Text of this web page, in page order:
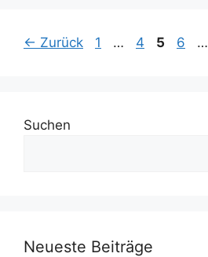
← Zurück Seite
1 … Seite
4 Seite
5 Seite
6 …
Suchen
Neueste Beiträge